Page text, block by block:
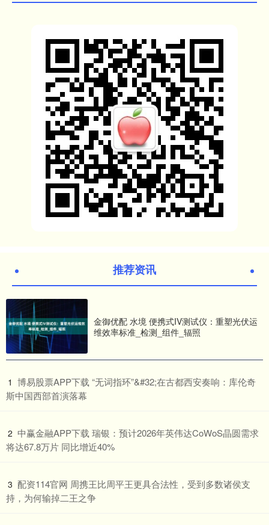
推荐资讯
金御优配 水境 便携式IV测试仪：重塑光伏运
维效率标准_检测_组件_辐照
1 ​博易股票APP下载 “无词指环”&#32;在古都西安奏响：库伦奇
斯中国西部首演落幕
2 ​中赢金融APP下载 瑞银：预计2026年英伟达CoWoS晶圆需求
将达67.8万片 同比增近40%
3 ​配资114官网 周携王比周平王更具合法性，受到多数诸侯支
持，为何输掉二王之争